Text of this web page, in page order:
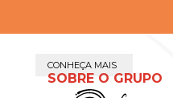
CONHEÇA MAIS
SOBRE O GRUPO